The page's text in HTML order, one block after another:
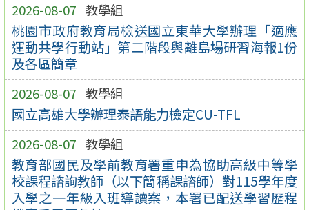
2026-08-07 教學組
桃園市政府教育局檢送國立東華大學辦理「適應
運動共學行動站」第二階段與離島場研習海報1份
及各區簡章
2026-08-07 教學組
國立高雄大學辦理泰語能力檢定CU-TFL
2026-08-07 教學組
教育部國民及學前教育署重申為協助高級中等學
校課程諮詢教師（以下簡稱課諮師）對115學年度
入學之一年級入班導讀案，本署已配送學習歷程